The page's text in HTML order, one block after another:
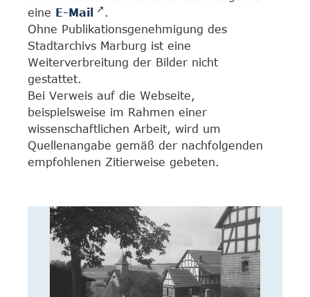
eine E-Mail
.
Ohne Publikationsgenehmigung des
Stadtarchivs Marburg ist eine
Weiterverbreitung der Bilder nicht
gestattet.
Bei Verweis auf die Webseite,
beispielsweise im Rahmen einer
wissenschaftlichen Arbeit, wird um
Quellenangabe gemäß der nachfolgenden
empfohlenen Zitierweise gebeten.